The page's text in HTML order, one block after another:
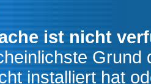
ist nicht
Grund
installiert hat